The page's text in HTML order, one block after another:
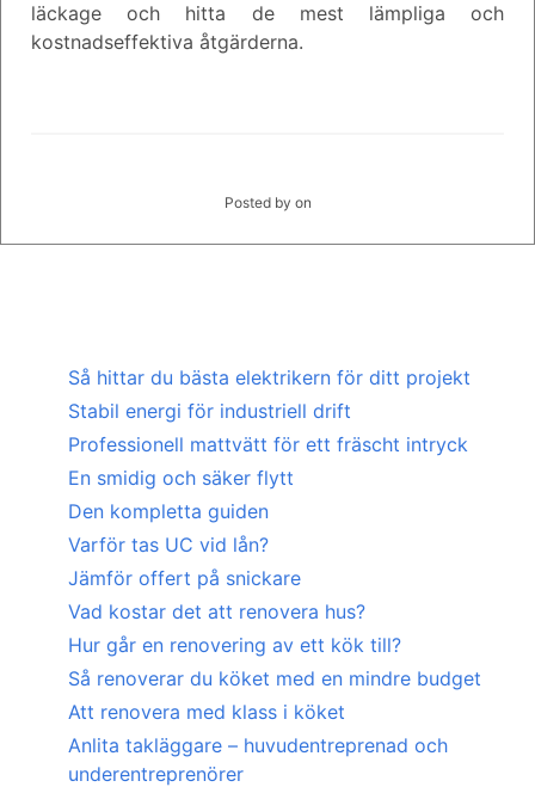
läckage och hitta de mest lämpliga och
kostnadseffektiva åtgärderna.
Posted by on
Så hittar du bästa elektrikern för ditt projekt
Stabil energi för industriell drift
Professionell mattvätt för ett fräscht intryck
En smidig och säker flytt
Den kompletta guiden
Varför tas UC vid lån?
Jämför offert på snickare
Vad kostar det att renovera hus?
Hur går en renovering av ett kök till?
Så renoverar du köket med en mindre budget
Att renovera med klass i köket
Anlita takläggare – huvudentreprenad och
underentreprenörer